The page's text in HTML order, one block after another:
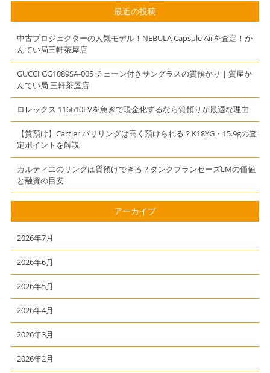
最近の投稿
中古プロジェクターの人気モデル！NEBULA Capsule Airを査定！か
んてい局三軒茶屋店
GUCCI GG1089SA-005 チェーン付きサングラスの質預かり｜質屋か
んてい局 三軒茶屋店
ロレックス 116610LVを急ぎで現金化するなら質預りが最適な理由
【質預け】Cartier パリリングは高く預けられる？K18YG・15.9gの査
定ポイントを解説
カルティエのリングは質預けできる？タンクフランセーズLMの価値
と融資の目安
アーカイブ
2026年7月
2026年6月
2026年5月
2026年4月
2026年3月
2026年2月